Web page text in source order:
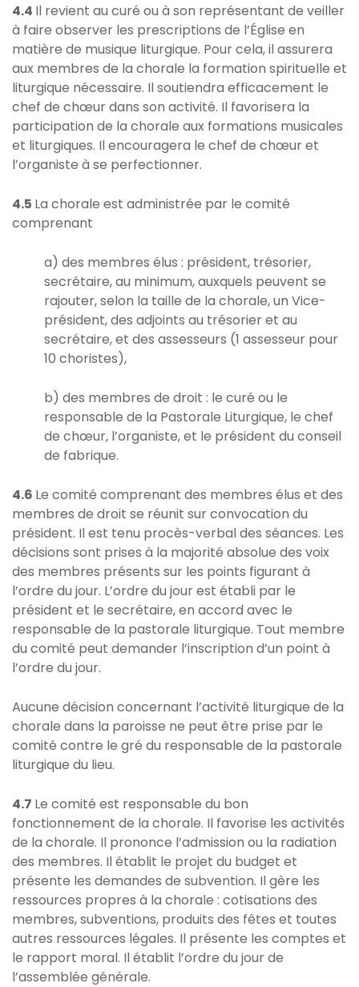
4.4 Il revient au curé ou à son représentant de veiller
à faire observer les prescriptions de l’Église en
matière de musique liturgique. Pour cela, il assurera
aux membres de la chorale la formation spirituelle et
liturgique nécessaire. Il soutiendra efficacement le
chef de chœur dans son activité. Il favorisera la
participation de la chorale aux formations musicales
et liturgiques. Il encouragera le chef de chœur et
l’organiste à se perfectionner.
4.5 La chorale est administrée par le comité
comprenant
a) des membres élus : président, trésorier,
secrétaire, au minimum, auxquels peuvent se
rajouter, selon la taille de la chorale, un Vice-
président, des adjoints au trésorier et au
secrétaire, et des assesseurs (1 assesseur pour
10 choristes),
b) des membres de droit : le curé ou le
responsable de la Pastorale Liturgique, le chef
de chœur, l’organiste, et le président du conseil
de fabrique.
4.6 Le comité comprenant des membres élus et des
membres de droit se réunit sur convocation du
président. Il est tenu procès-verbal des séances. Les
décisions sont prises à la majorité absolue des voix
des membres présents sur les points figurant à
l’ordre du jour. L’ordre du jour est établi par le
président et le secrétaire, en accord avec le
responsable de la pastorale liturgique. Tout membre
du comité peut demander l’inscription d’un point à
l’ordre du jour.
Aucune décision concernant l’activité liturgique de la
chorale dans la paroisse ne peut être prise par le
comité contre le gré du responsable de la pastorale
liturgique du lieu.
4.7 Le comité est responsable du bon
fonctionnement de la chorale. Il favorise les activités
de la chorale. Il prononce l’admission ou la radiation
des membres. Il établit le projet du budget et
présente les demandes de subvention. Il gère les
ressources propres à la chorale : cotisations des
membres, subventions, produits des fêtes et toutes
autres ressources légales. Il présente les comptes et
le rapport moral. Il établit l’ordre du jour de
l’assemblée générale.